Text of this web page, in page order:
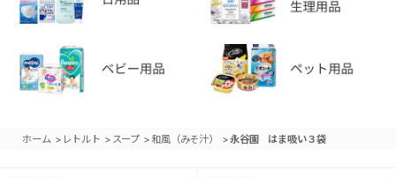
ホーム > レトルト > スープ >和風（みそ汁） >永谷園 はま吸い３袋